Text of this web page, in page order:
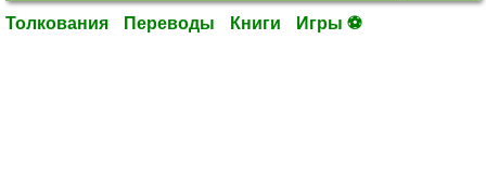
Толкования Переводы Книги Игры ⚽